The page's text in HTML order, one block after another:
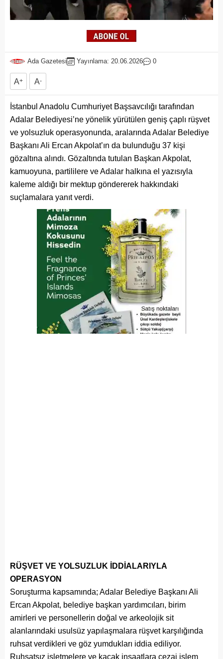
Ada Gazetesi Yayınlama: 20.06.2026 0
A+ A-
İstanbul Anadolu Cumhuriyet Başsavcılığı tarafından
Adalar Belediyesi’ne yönelik yürütülen geniş çaplı rüşvet
ve yolsuzluk operasyonunda, aralarında Adalar Belediye
Başkanı Ali Ercan Akpolat’ın da bulunduğu 37 kişi
gözaltına alındı. Gözaltında tutulan Başkan Akpolat,
kamuoyuna, partililere ve Adalar halkına el yazısıyla
kaleme aldığı bir mektup göndererek hakkındaki
suçlamalara yanıt verdi.
RÜŞVET VE YOLSUZLUK İDDİALARIYLA
OPERASYON
Soruşturma kapsamında; Adalar Belediye Başkanı Ali
Ercan Akpolat, belediye başkan yardımcıları, birim
amirleri ve personellerin doğal ve arkeolojik sit
alanlarındaki usulsüz yapılaşmalara rüşvet karşılığında
ruhsat verdikleri ve göz yumdukları iddia ediliyor.
Ruhsatsız işletmelere ve kaçak inşaatlara cezai işlem